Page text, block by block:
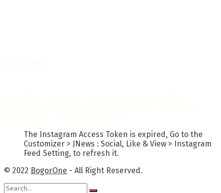
The Instagram Access Token is expired, Go to the
Customizer > JNews : Social, Like & View > Instagram
Feed Setting, to refresh it.
© 2022 BogorOne - All Right Reserved.